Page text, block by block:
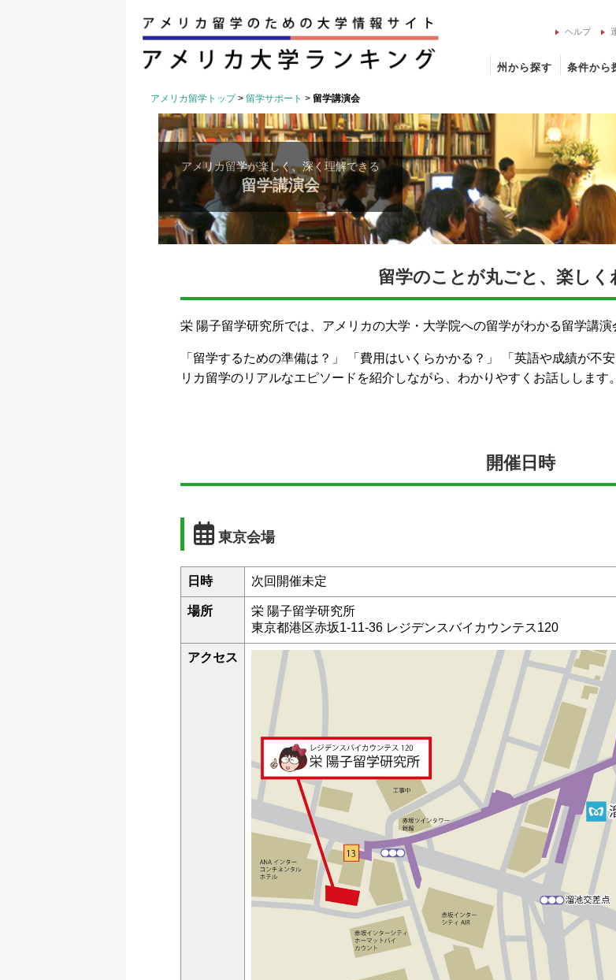
ヘルプ
州から探す 条件から
アメリカ留学トップ > 留学サポート > 留学講演会
アメリカ留学が楽しく、深く理解できる
留学講演会
留学のことが丸ごと、楽しく
栄 陽子留学研究所では、アメリカの大学・大学院への留学がわかる留学講演
「留学するための準備は？」 「費用はいくらかかる？」 「英語や成績が不
リカ留学のリアルなエピソードを紹介しながら、わかりやすくお話しします。
開催日時
東京会場
日時 次回開催未定
場所
栄 陽子留学研究所
東京都港区赤坂1-11-36 レジデンスバイカウンテス120
アクセス